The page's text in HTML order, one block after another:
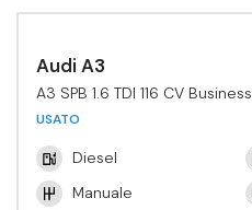
Audi A3
A3 SPB 1.6 TDI 116 CV Business
USATO
Diesel
Manuale